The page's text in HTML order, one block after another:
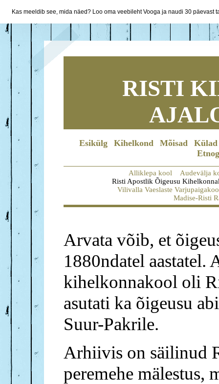
RISTI
Esikülg Kihelkond Mõisad
Külad
Alliklepa kool
Audevälja
Risti Apostlik Õigeusu
Vilivalla Vaeslaste
Madise-Risti
Arvata võib, et
1880ndatel aastatel.
kihelkonnakool oli
asutati ka õigeusu
Suur-Pakrile.
Arhiivis on säilinud
peremehe mälestus,
Kas meeldib see, mida näed? Loo oma veebileht Vooga ja naudi 30 päevast